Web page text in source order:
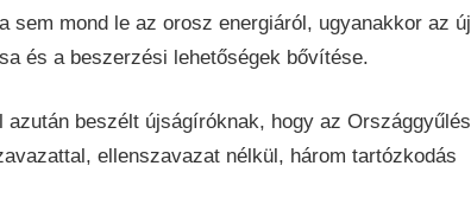
mond le az orosz energiáról, ugyanakkor az új
és a beszerzési lehetőségek bővítése.
beszélt újságíróknak, hogy az Országgyűlés
ellenszavazat nélkül, három tartózkodás